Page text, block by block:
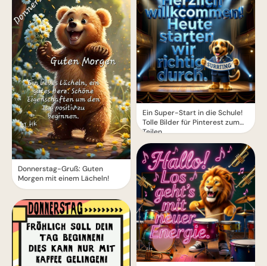
Donnerstag-Gruß: Guten
Morgen mit einem Lächeln!
Ein Super-Start in die Schule!
Tolle Bilder für Pinterest zum
Teilen.